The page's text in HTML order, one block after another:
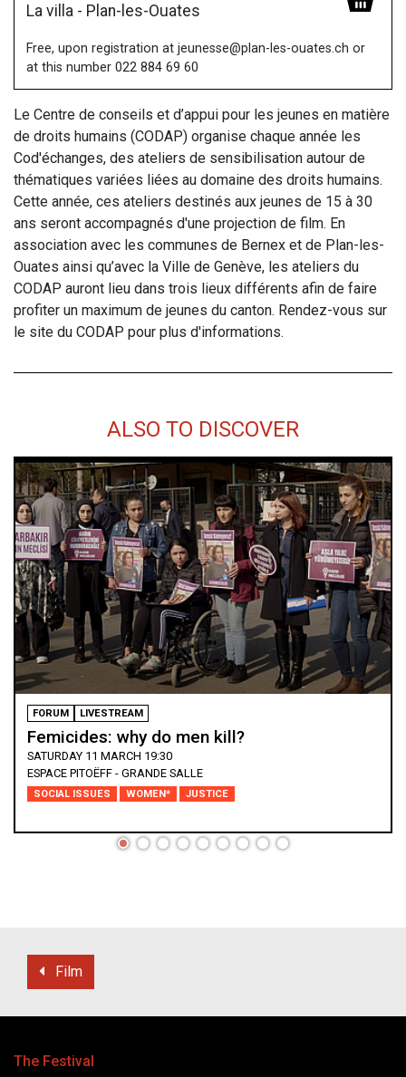
La villa - Plan-les-Ouates
Free, upon registration at jeunesse@plan-les-ouates.ch or
at this number 022 884 69 60
Le Centre de conseils et d’appui pour les jeunes en matière
de droits humains (CODAP) organise chaque année les
Cod'échanges, des ateliers de sensibilisation autour de
thématiques variées liées au domaine des droits humains.
Cette année, ces ateliers destinés aux jeunes de 15 à 30
ans seront accompagnés d'une projection de film. En
association avec les communes de Bernex et de Plan-les-
Ouates ainsi qu’avec la Ville de Genève, les ateliers du
CODAP auront lieu dans trois lieux différents afin de faire
profiter un maximum de jeunes du canton. Rendez-vous sur
le site du CODAP pour plus d'informations.
ALSO TO DISCOVER
FORUM LIVESTREAM
Femicides: why do men kill?
SATURDAY 11 MARCH 19:30
ESPACE PITOËFF - GRANDE SALLE
SOCIAL ISSUES WOMEN* JUSTICE
Film
The Festival